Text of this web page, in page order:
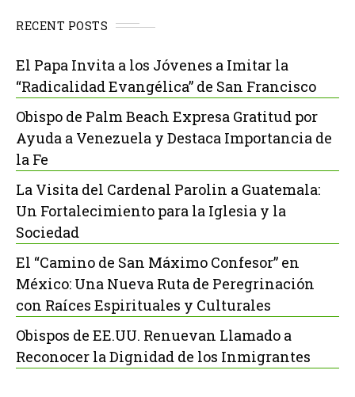
RECENT POSTS
El Papa Invita a los Jóvenes a Imitar la
“Radicalidad Evangélica” de San Francisco
Obispo de Palm Beach Expresa Gratitud por
Ayuda a Venezuela y Destaca Importancia de
la Fe
La Visita del Cardenal Parolin a Guatemala:
Un Fortalecimiento para la Iglesia y la
Sociedad
El “Camino de San Máximo Confesor” en
México: Una Nueva Ruta de Peregrinación
con Raíces Espirituales y Culturales
Obispos de EE.UU. Renuevan Llamado a
Reconocer la Dignidad de los Inmigrantes